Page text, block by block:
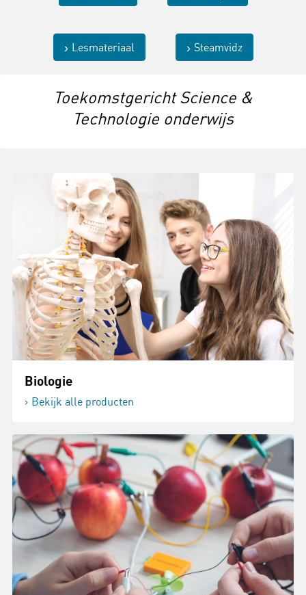
Lesmateriaal Steamvidz
Toekomstgericht Science &
Technologie onderwijs
Biologie
Bekijk alle producten